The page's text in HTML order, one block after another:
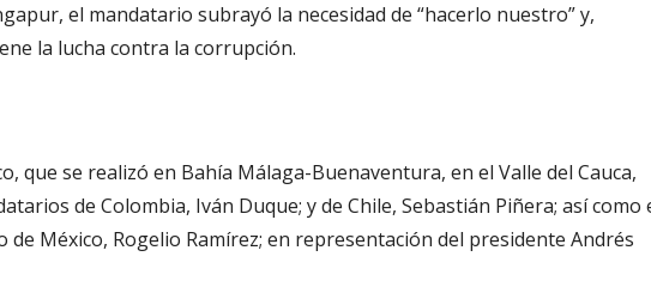
el mandatario subrayó la necesidad de “hacerlo nuestro” y,
la lucha contra la corrupción.
que se realizó en Bahía Málaga-Buenaventura, en el Valle del Cauca,
de Colombia, Iván Duque; y de Chile, Sebastián Piñera; así como
de México, Rogelio Ramírez; en representación del presidente Andrés